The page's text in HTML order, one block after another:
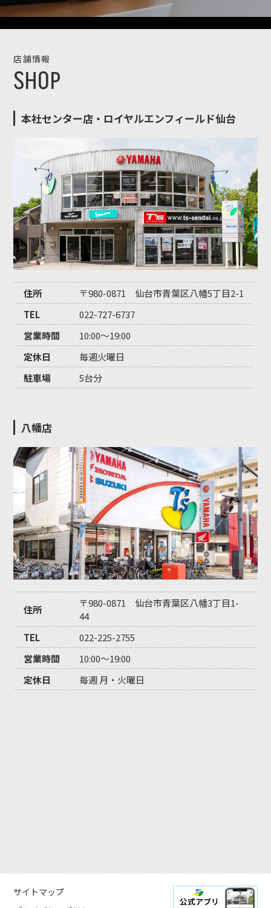
店舗情報
SHOP
本社センター店・ロイヤルエンフィールド仙台
住所
〒980-0871 仙台市青葉区八幡5丁目2-1
TEL
022-727-6737
営業時間
10:00〜19:00
定休日
毎週火曜日
駐車場
5台分
八幡店
住所
〒980-0871 仙台市青葉区八幡3丁目1-
44
TEL
022-225-2755
営業時間
10:00〜19:00
定休日
毎週 月・火曜日
サイトマップ